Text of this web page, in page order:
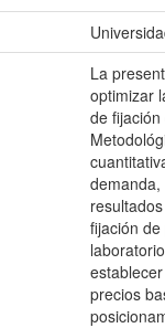
La
optimizar
de
fijación
precios